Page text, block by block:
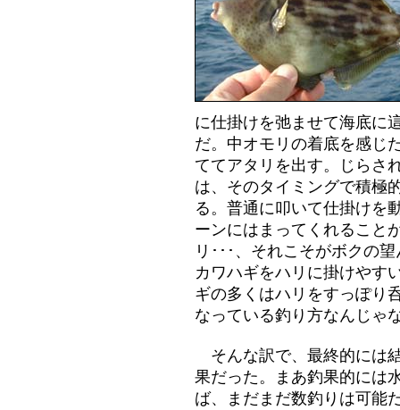
に仕掛けを弛ませて海底に
だ。中オモリの着底を感じ
ててアタリを出す。じらさ
は、そのタイミングで積極
る。普通に叩いて仕掛けを
ーンにはまってくれること
リ･･･、それこそがボクの
カワハギをハリに掛けやす
ギの多くはハリをすっぽり
なっている釣り方なんじゃ
そんな訳で、最終的には
果だった。まあ釣果的には
ば、まだまだ数釣りは可能